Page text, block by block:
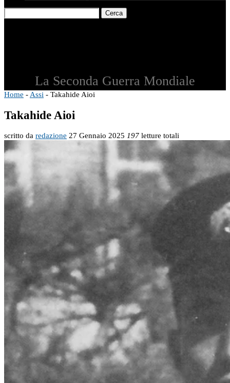
Cerca
La Seconda Guerra Mondiale
Home - Assi - Takahide Aioi
Takahide Aioi
scritto da redazione 27 Gennaio 2025 197 letture totali